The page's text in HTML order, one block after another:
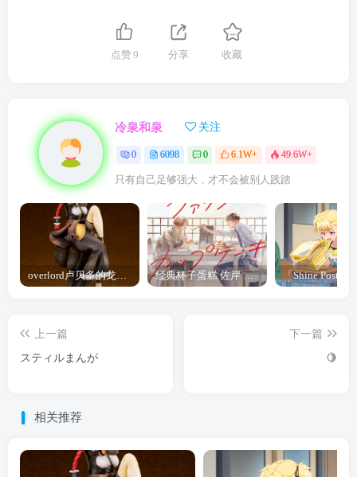
点赞9 分享 收藏
冷泉和泉 关注
0 6098 0 6.1W+ 49.6W+
只有自己足够强大，才不会被别人践踏
overlord卢贝多的龙王谁厉害 「Overlord」露普斯蕾琪娜·贝塔手办开订 经典杯子蛋糕 佐岸 漫画「经典杯子蛋糕」宣布真人日剧化
上一篇
スティルまんが
下一篇
🍋
相关推荐